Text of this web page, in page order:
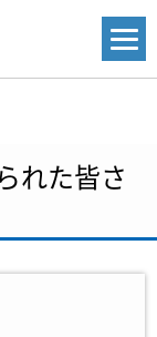
れた皆さ